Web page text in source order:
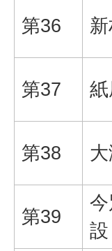
第36
第37
第38
第39
設